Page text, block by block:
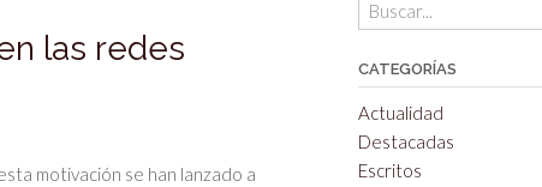
las redes
motivación se han lanzado a
CATEGORÍAS
Actualidad
Destacadas
Escritos